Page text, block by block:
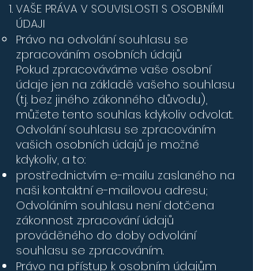
VAŠE PRÁVA V SOUVISLOSTI S OSOBNÍMI
ÚDAJI
Právo na odvolání souhlasu se
zpracováním osobních údajů
Pokud zpracováváme vaše osobní
údaje jen na základě vašeho souhlasu
(tj. bez jiného zákonného důvodu),
můžete tento souhlas kdykoliv odvolat.
Odvolání souhlasu se zpracováním
vašich osobních údajů je možné
kdykoliv, a to:
prostřednictvím e-mailu zaslaného na
naši kontaktní e-mailovou adresu;
Odvoláním souhlasu není dotčena
zákonnost zpracování údajů
prováděného do doby odvolání
souhlasu se zpracováním.
Právo na přístup k osobním údajům